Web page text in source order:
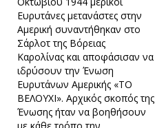
Ευρυτάνες μετανάστες στην
Αμερική συναντήθηκαν στο
Σάρλοτ της Βόρειας
Καρολίνας και αποφάσισαν να
ιδρύσουν την Ένωση
Ευρυτάνων Αμερικής «ΤΟ
ΒΕΛΟΥΧΙ». Αρχικός σκοπός της
Ένωσης ήταν να βοηθήσουν